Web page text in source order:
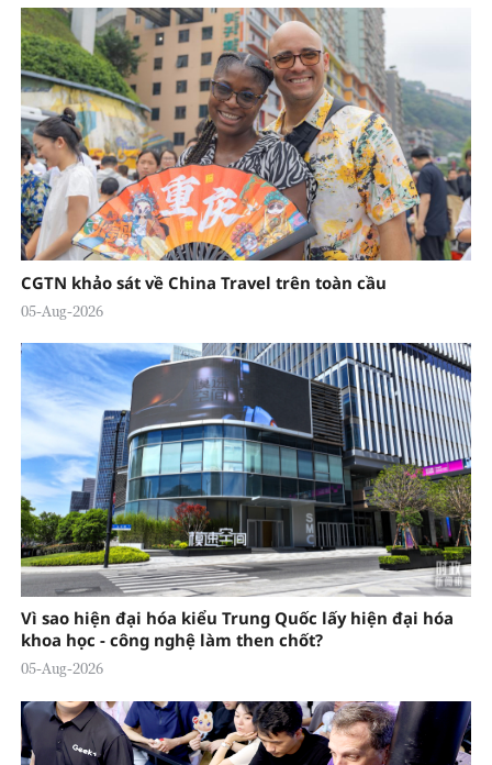
CGTN khảo sát về China Travel trên toàn cầu
05-Aug-2026
Vì sao hiện đại hóa kiểu Trung Quốc lấy hiện đại hóa
khoa học - công nghệ làm then chốt?
05-Aug-2026